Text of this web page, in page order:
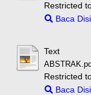
Restricted
Baca
Text
Restricted
Baca